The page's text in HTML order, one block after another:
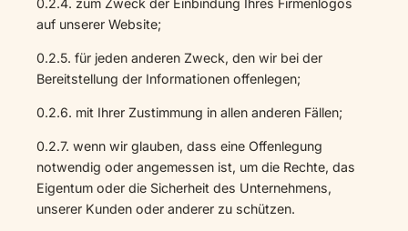
auf unserer Website;
0.2.5. für jeden anderen Zweck, den wir bei der
Bereitstellung der Informationen offenlegen;
0.2.6. mit Ihrer Zustimmung in allen anderen Fällen;
0.2.7. wenn wir glauben, dass eine Offenlegung
notwendig oder angemessen ist, um die Rechte, das
Eigentum oder die Sicherheit des Unternehmens,
unserer Kunden oder anderer zu schützen.